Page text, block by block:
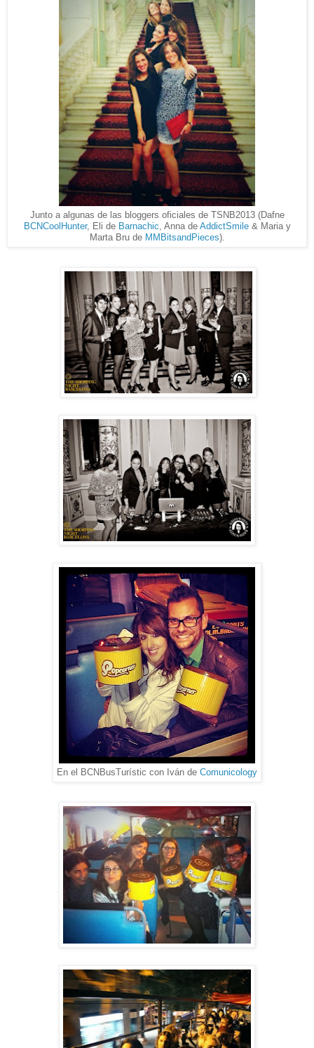
Junto a algunas de las bloggers oficiales de TSNB2013 (Dafne
BCNCoolHunter, Eli de Barnachic, Anna de AddictSmile& Maria y
Marta Bru de MMBitsandPieces).
En el BCNBusTurístic con Iván de Comunicology